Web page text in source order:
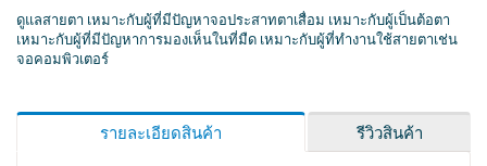
ดูแลสายตา เหมาะกับผู้ที่มีปัญหาจอประสาทตาเสื่อม เหมาะกับผู้เป็นต้อตา
เหมาะกับผู้ที่มีปัญหาการมองเห็นในที่มืด เหมาะกับผู้ที่ทำงานใช้สายตาเช่น
จอคอมพิวเตอร์
รายละเอียดสินค้า รีวิวสินค้า